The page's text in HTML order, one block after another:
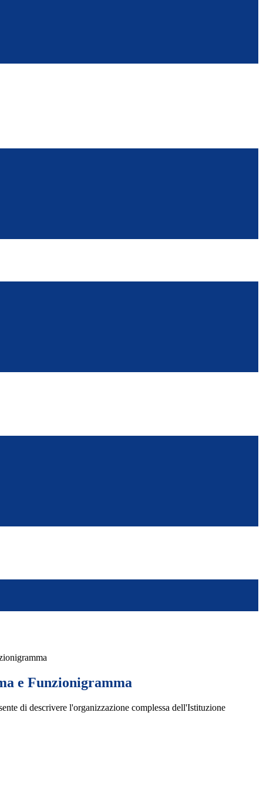
e Funzionigramma
di descrivere l'organizzazione complessa dell'Istituzione